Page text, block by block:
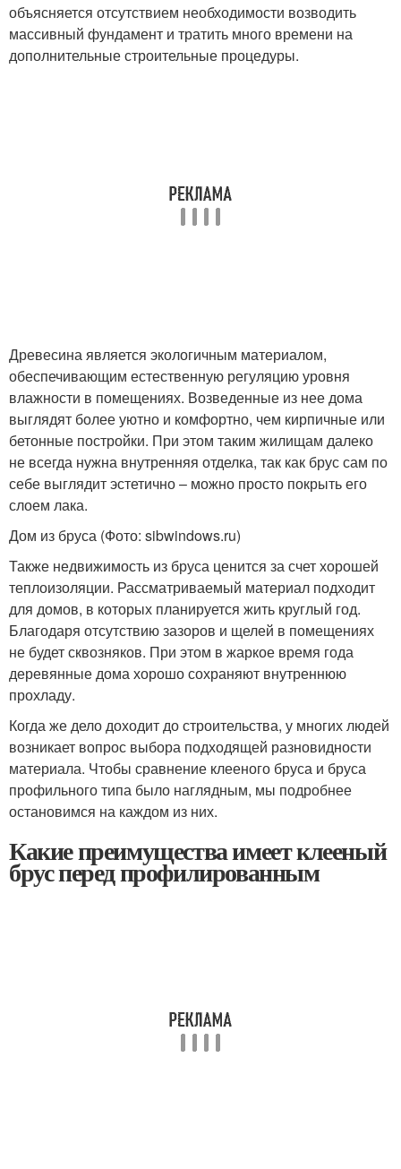
объясняется отсутствием необходимости возводить
массивный фундамент и тратить много времени на
дополнительные строительные процедуры.
Древесина является экологичным материалом,
обеспечивающим естественную регуляцию уровня
влажности в помещениях. Возведенные из нее дома
выглядят более уютно и комфортно, чем кирпичные или
бетонные постройки. При этом таким жилищам далеко
не всегда нужна внутренняя отделка, так как брус сам по
себе выглядит эстетично – можно просто покрыть его
слоем лака.
Дом из бруса (Фото: sibwindows.ru)
Также недвижимость из бруса ценится за счет хорошей
теплоизоляции. Рассматриваемый материал подходит
для домов, в которых планируется жить круглый год.
Благодаря отсутствию зазоров и щелей в помещениях
не будет сквозняков. При этом в жаркое время года
деревянные дома хорошо сохраняют внутреннюю
прохладу.
Когда же дело доходит до строительства, у многих людей
возникает вопрос выбора подходящей разновидности
материала. Чтобы сравнение клееного бруса и бруса
профильного типа было наглядным, мы подробнее
остановимся на каждом из них.
Какие преимущества имеет клееный
брус перед профилированным